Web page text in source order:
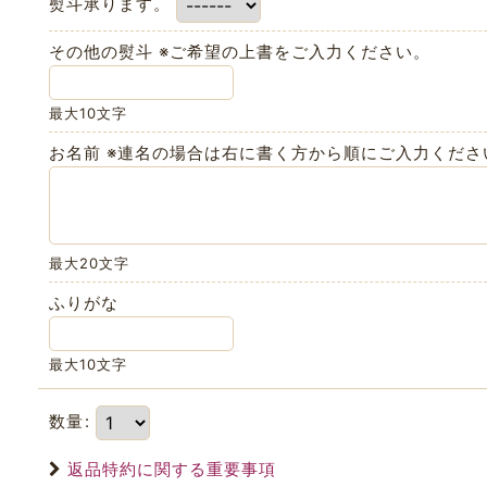
その他の熨斗 ※ご希望の上書をご入力ください。
最大10文字
お名前 ※連名の場合は右に書く方から順にご入力くださ
最大20文字
ふりがな
最大10文字
数量:
返品特約に関する重要事項